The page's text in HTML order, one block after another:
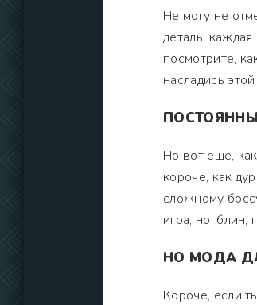
Не могу не
деталь,
посмотрите,
насладись
Но вот еще,
короче, как
сложному
игра, но, блин,
НО МОДА
Короче, если